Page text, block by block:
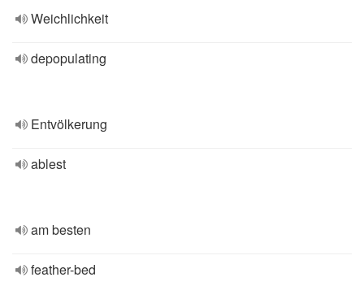
Weichlichkeit
depopulating
Entvölkerung
ablest
am besten
feather-bed